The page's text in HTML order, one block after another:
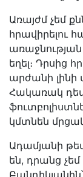
Առայժմ չեմ
հրավիրելու
եղել։ Դրսից
արժանի լինի
Հակառակ
կմտնեն
Ադամյանի
են, դրանց